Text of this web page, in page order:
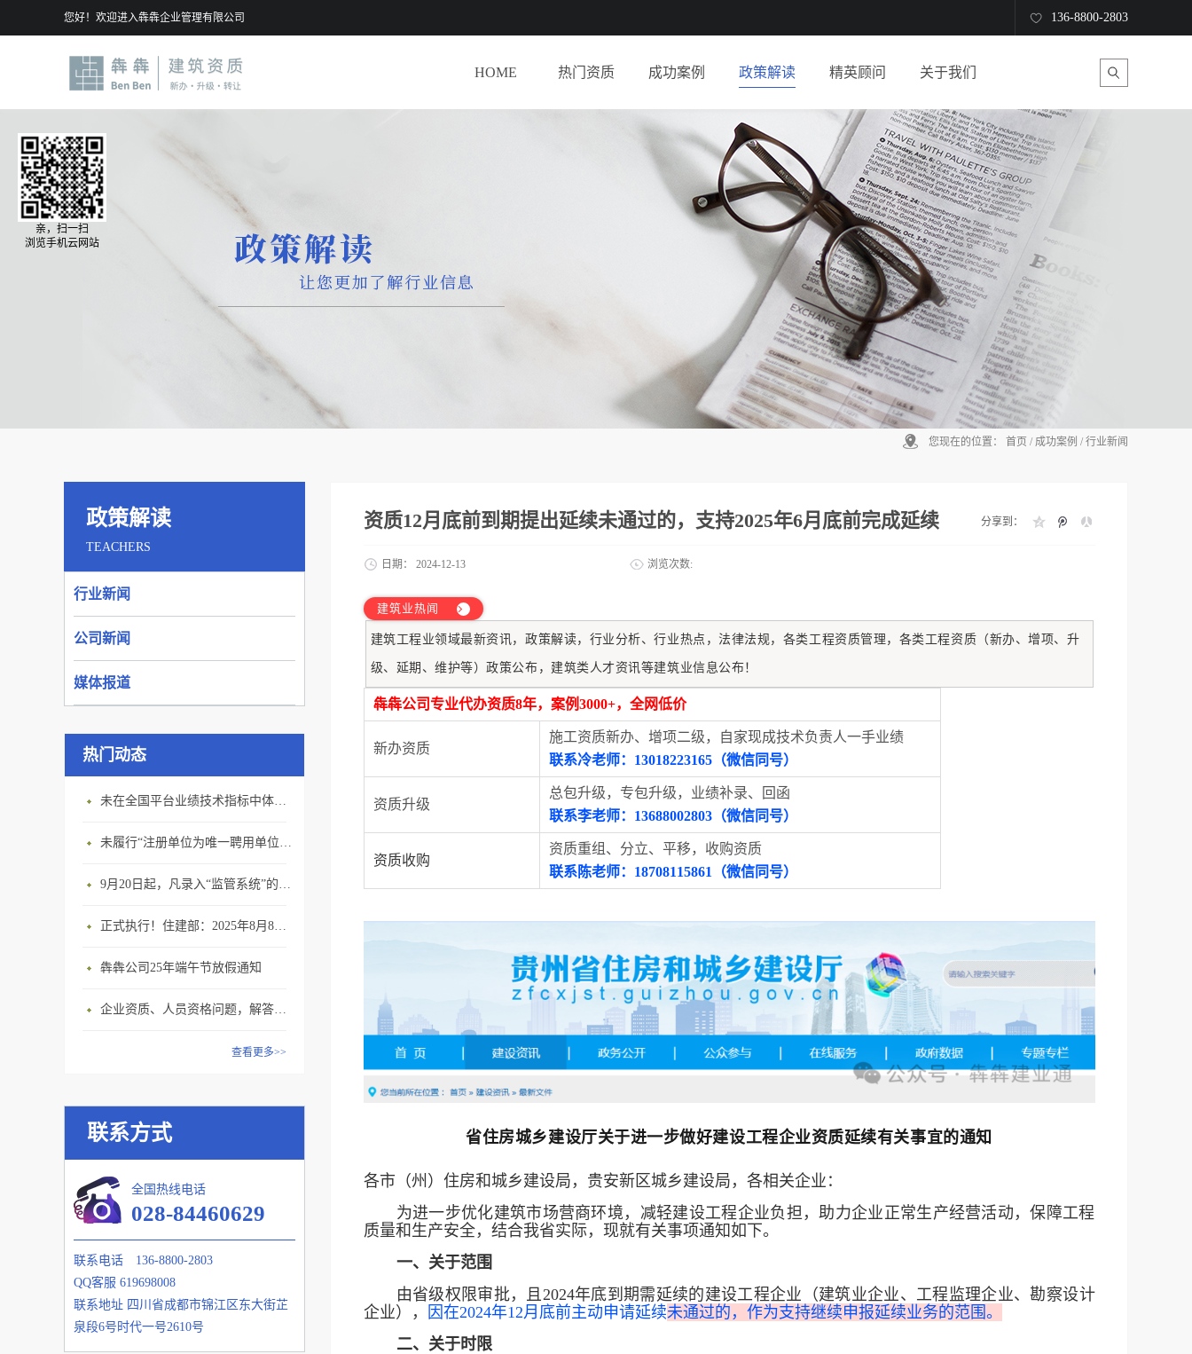
您好！欢迎进入犇犇企业管理有限公司 136-8800-2803
HOME 热门资质 成功案例 政策解读 精英顾问 关于我们
您现在的位置： 首页 / 成功案例 / 行业新闻
政策解读
TEACHERS
行业新闻
公司新闻
媒体报道
热门动态
未在全国平台业绩技术指标中体现个人角色的业绩，在资质审查时不作为有效业绩认定！
未履行“注册单位为唯一聘用单位”的承诺，撤销注册许可，三年内不得再次申请建造师注册
9月20日起，凡录入“监管系统”的建造师、职称人员，均需上传社保缴纳凭证！
正式执行！住建部：2025年8月8日起，建筑市政工程全面禁止9项技术！
犇犇公司25年端午节放假通知
企业资质、人员资格问题，解答来了
查看更多>>
联系方式
全国热线电话
028-84460629
联系电话
136-8800-2803
QQ客服 619698008
联系地址 四川省成都市锦江区东大街芷
泉段6号时代一号2610号
资质12月底前到期提出延续未通过的，支持2025年6月底前完成延续
日期： 2024-12-13 浏览次数:
分享到：
建筑业热闻
建筑工程业领域最新资讯，政策解读，行业分析、行业热点，法律法规，各类工程资质管理，各类工程资质（新办、增项、升
级、延期、维护等）政策公布，建筑类人才资讯等建筑业信息公布！
犇犇公司专业代办资质8年，案例3000+，全网低价
新办资质
施工资质新办、增项二级，自家现成技术负责人一手业绩
联系冷老师：13018223165（微信同号）
资质升级
总包升级，专包升级，业绩补录、回函
联系李老师：13688002803（微信同号）
资质收购
资质重组、分立、平移，收购资质
联系陈老师：18708115861（微信同号）
省住房城乡建设厅关于进一步做好建设工程企业资质延续有关事宜的通知
各市（州）住房和城乡建设局，贵安新区城乡建设局，各相关企业：
为进一步优化建筑市场营商环境，减轻建设工程企业负担，助力企业正常生产经营活动，保障工程
质量和生产安全，结合我省实际，现就有关事项通知如下。
一、关于范围
由省级权限审批，且2024年底到期需延续的建设工程企业（建筑业企业、工程监理企业、勘察设计
企业），
因在2024年12月底前主动申请延续未通过的，作为支持继续申报延续业务的范围。
二、关于时限
亲，扫一扫
浏览手机云网站